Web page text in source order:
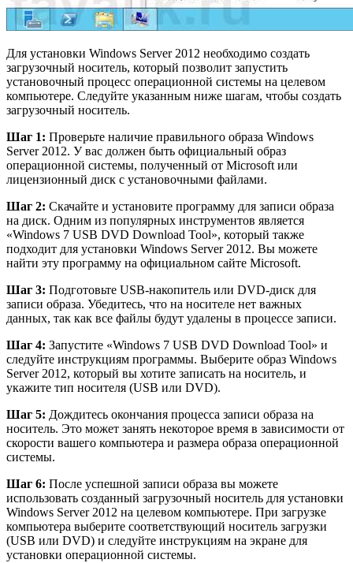
Для установки Windows Server 2012 необходимо создать
загрузочный носитель, который позволит запустить
установочный процесс операционной системы на целевом
компьютере. Следуйте указанным ниже шагам, чтобы создать
загрузочный носитель.
Шаг 1: Проверьте наличие правильного образа Windows
Server 2012. У вас должен быть официальный образ
операционной системы, полученный от Microsoft или
лицензионный диск с установочными файлами.
Шаг 2: Скачайте и установите программу для записи образа
на диск. Одним из популярных инструментов является
«Windows 7 USB DVD Download Tool», который также
подходит для установки Windows Server 2012. Вы можете
найти эту программу на официальном сайте Microsoft.
Шаг 3: Подготовьте USB-накопитель или DVD-диск для
записи образа. Убедитесь, что на носителе нет важных
данных, так как все файлы будут удалены в процессе записи.
Шаг 4: Запустите «Windows 7 USB DVD Download Tool» и
следуйте инструкциям программы. Выберите образ Windows
Server 2012, который вы хотите записать на носитель, и
укажите тип носителя (USB или DVD).
Шаг 5: Дождитесь окончания процесса записи образа на
носитель. Это может занять некоторое время в зависимости от
скорости вашего компьютера и размера образа операционной
системы.
Шаг 6: После успешной записи образа вы можете
использовать созданный загрузочный носитель для установки
Windows Server 2012 на целевом компьютере. При загрузке
компьютера выберите соответствующий носитель загрузки
(USB или DVD) и следуйте инструкциям на экране для
установки операционной системы.